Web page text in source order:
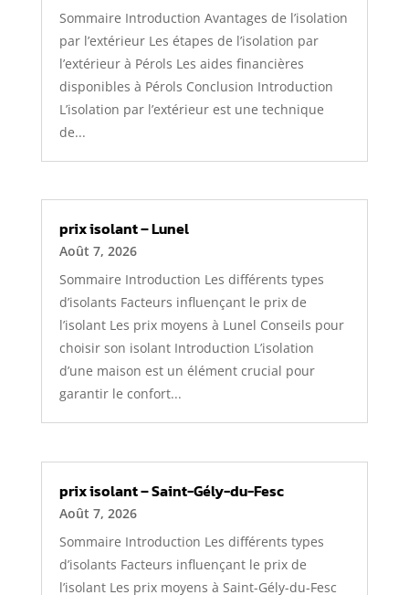
Sommaire Introduction Avantages de l’isolation
par l’extérieur Les étapes de l’isolation par
l’extérieur à Pérols Les aides financières
disponibles à Pérols Conclusion Introduction
L’isolation par l’extérieur est une technique
de...
prix isolant – Lunel
Août 7, 2026
Sommaire Introduction Les différents types
d’isolants Facteurs influençant le prix de
l’isolant Les prix moyens à Lunel Conseils pour
choisir son isolant Introduction L’isolation
d’une maison est un élément crucial pour
garantir le confort...
prix isolant – Saint-Gély-du-Fesc
Août 7, 2026
Sommaire Introduction Les différents types
d’isolants Facteurs influençant le prix de
l’isolant Les prix moyens à Saint-Gély-du-Fesc